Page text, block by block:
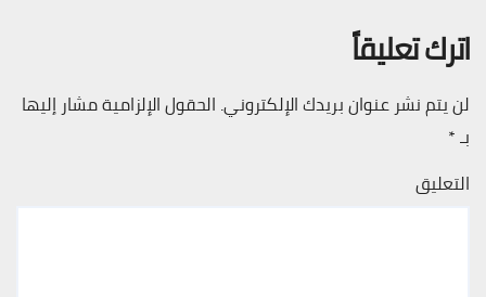
اترك تعليقاً
لن يتم نشر عنوان بريدك الإلكتروني. الحقول الإلزامية مشار إليها
بـ*
التعليق